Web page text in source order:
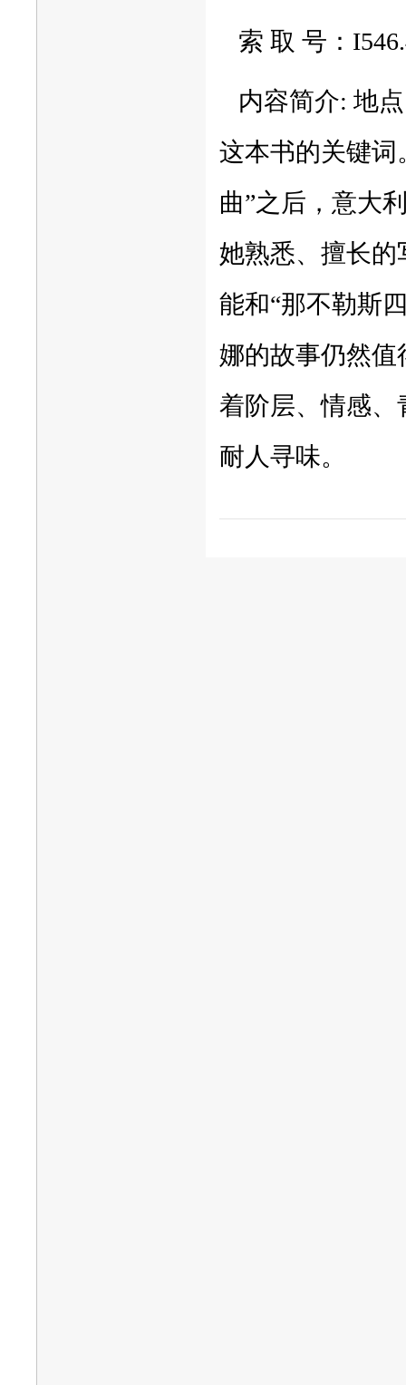
索 取 号：
内容简介: 地
这本书的关键词
曲”之后，意大
她熟悉、擅长
能和“那不勒斯
娜的故事仍然
着阶层、情感
耐人寻味。